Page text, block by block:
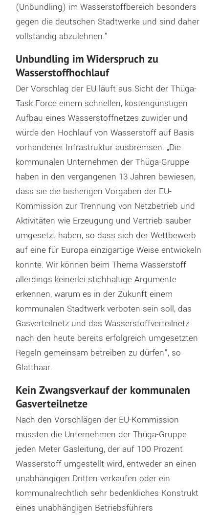
(Unbundling) im Wasserstoffbereich besonders
gegen die deutschen Stadtwerke und sind daher
vollständig abzulehnen.”
Unbundling im Widerspruch zu
Wasserstoffhochlauf
Der Vorschlag der EU läuft aus Sicht der Thüga-
Task Force einem schnellen, kostengünstigen
Aufbau eines Wasserstoffnetzes zuwider und
würde den Hochlauf von Wasserstoff auf Basis
vorhandener Infrastruktur ausbremsen. „Die
kommunalen Unternehmen der Thüga-Gruppe
haben in den vergangenen 13 Jahren bewiesen,
dass sie die bisherigen Vorgaben der EU-
Kommission zur Trennung von Netzbetrieb und
Aktivitäten wie Erzeugung und Vertrieb sauber
umgesetzt haben, so dass sich der Wettbewerb
auf eine für Europa einzigartige Weise entwickeln
konnte. Wir können beim Thema Wasserstoff
allerdings keinerlei stichhaltige Argumente
erkennen, warum es in der Zukunft einem
kommunalen Stadtwerk verboten sein soll, das
Gasverteilnetz und das Wasserstoffverteilnetz
nach den heute bereits erfolgreich umgesetzten
Regeln gemeinsam betreiben zu dürfen“, so
Glatthaar.
Kein Zwangsverkauf der kommunalen
Gasverteilnetze
Nach den Vorschlägen der EU-Kommission
müssten die Unternehmen der Thüga-Gruppe
jeden Meter Gasleitung, der auf 100 Prozent
Wasserstoff umgestellt wird, entweder an einen
unabhängigen Dritten verkaufen oder ein
kommunalrechtlich sehr bedenkliches Konstrukt
eines unabhängigen Betriebsführers